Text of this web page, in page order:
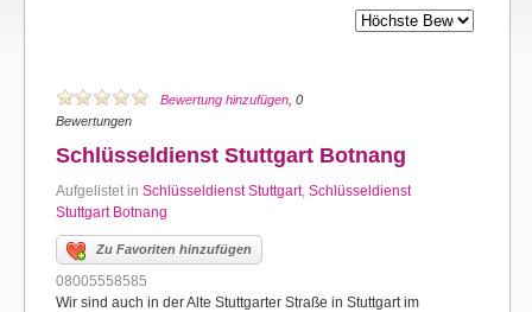
Bewertung hinzufügen , 0
Bewertungen
Schlüsseldienst Stuttgart Botnang
Aufgelistet in Schlüsseldienst Stuttgart, Schlüsseldienst
Stuttgart Botnang
Zu Favoriten hinzufügen
08005558585
Wir sind auch in der Alte Stuttgarter Straße in Stuttgart im